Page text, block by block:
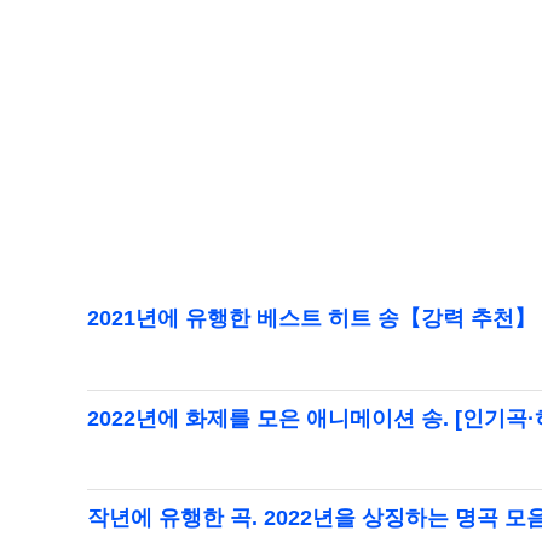
2021년에 유행한 베스트 히트 송【강력 추천】
2022년에 화제를 모은 애니메이션 송. [인기곡·
작년에 유행한 곡. 2022년을 상징하는 명곡 모